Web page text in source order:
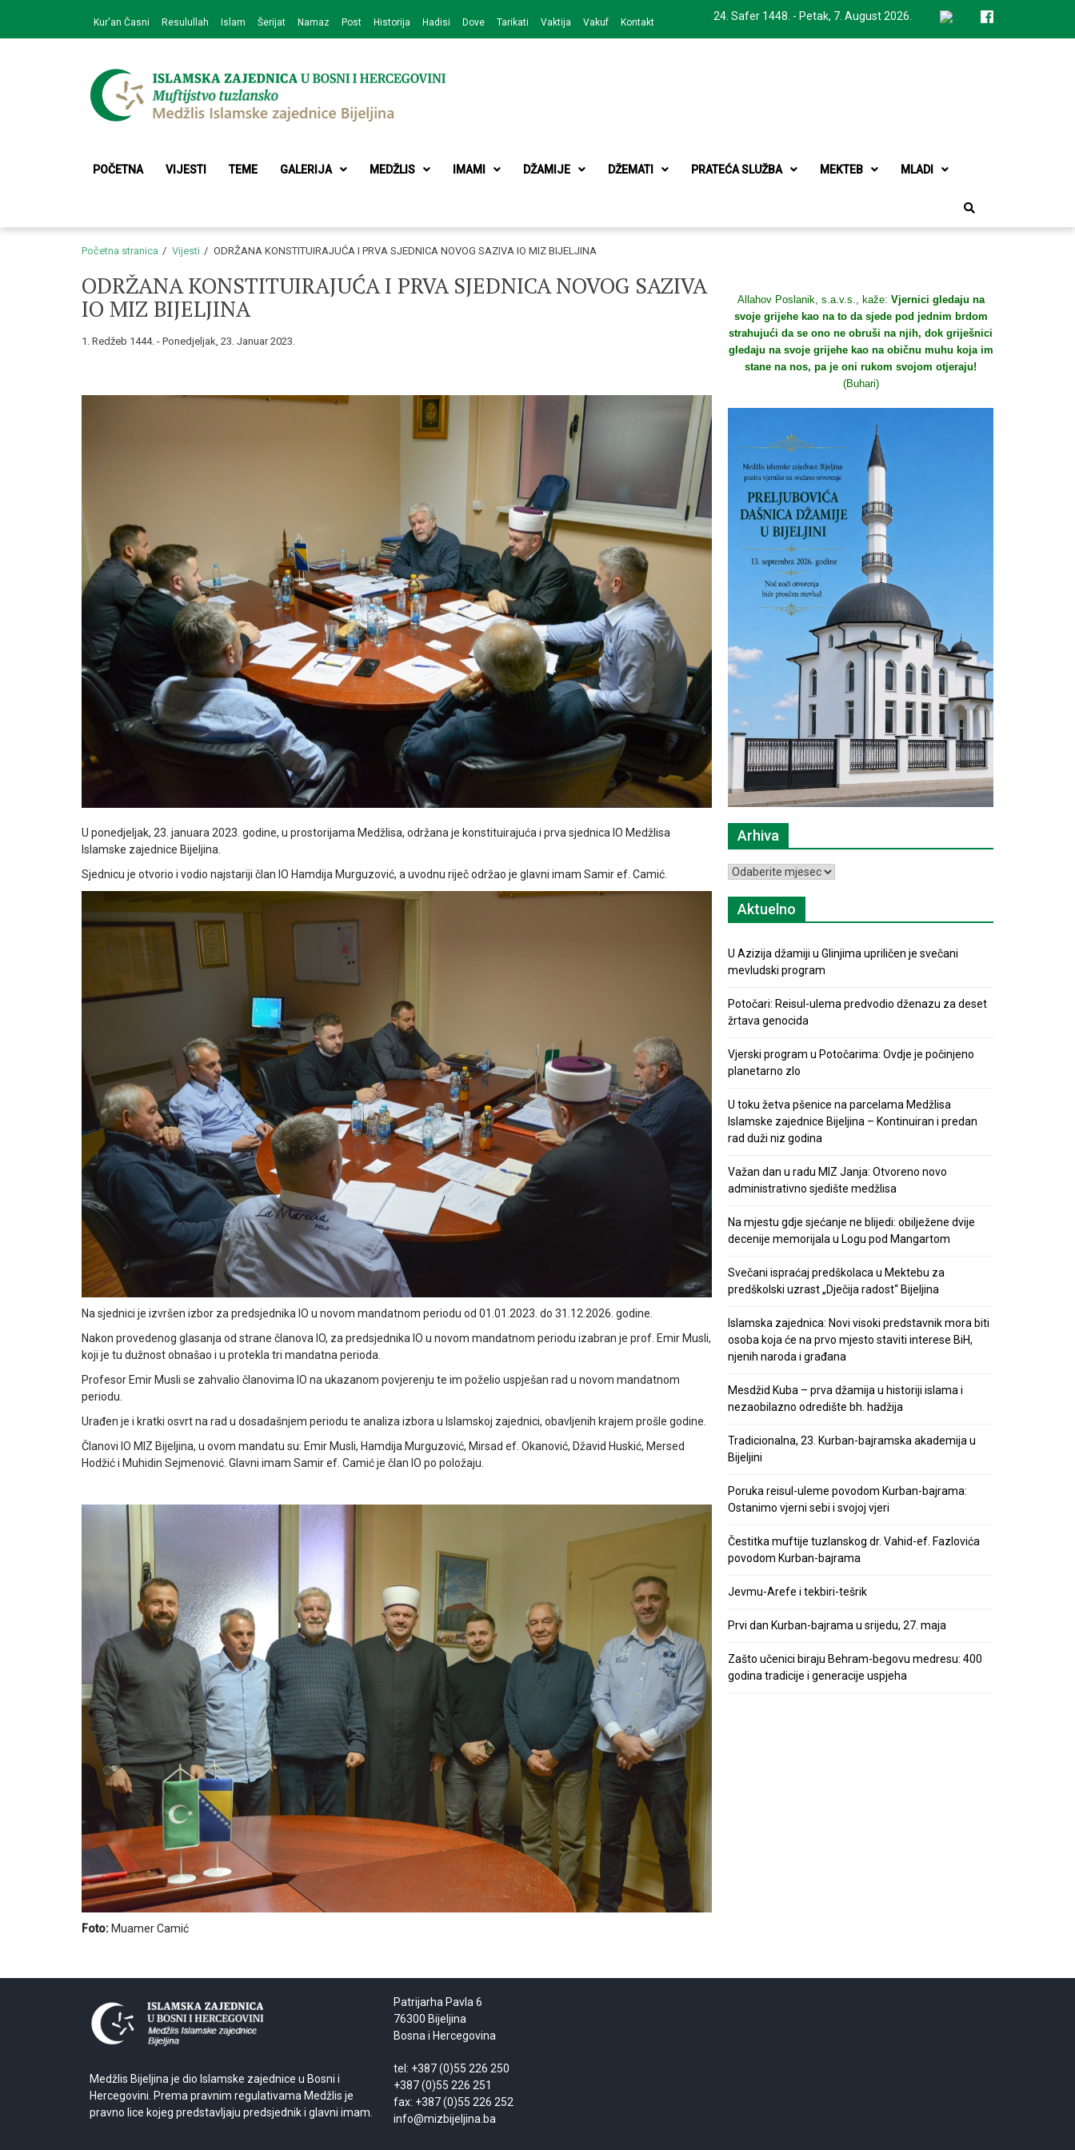
navigation
content
24. Safer 1448. - Petak, 7. August 2026.
Kur'an Časni Resulullah Islam Šerijat Namaz Post Historija Hadisi Dove Tarikati Vaktija Vakuf Kontakt
Medžlis Islamske zajednice Bijeljina
POČETNA VIJESTI TEME GALERIJA MEDŽLIS IMAMI DŽAMIJE DŽEMATI PRATEĆA SLUŽBA MEKTEB MLADI
Početna stranica Vijesti ODRŽANA KONSTITUIRAJUĆA I PRVA SJEDNICA NOVOG SAZIVA IO MIZ BIJELJINA
ODRŽANA KONSTITUIRAJUĆA I PRVA SJEDNICA NOVOG SAZIVA
IO MIZ BIJELJINA
1. Redžeb 1444. - Ponedjeljak, 23. Januar 2023.
U ponedjeljak, 23. januara 2023. godine, u prostorijama Medžlisa, održana je konstituirajuća i prva sjednica IO Medžlisa
Islamske zajednice Bijeljina.
Sjednicu je otvorio i vodio najstariji član IO Hamdija Murguzović, a uvodnu riječ održao je glavni imam Samir ef. Camić.
Na sjednici je izvršen izbor za predsjednika IO u novom mandatnom periodu od 01.01.2023. do 31.12.2026. godine.
Nakon provedenog glasanja od strane članova IO, za predsjednika IO u novom mandatnom periodu izabran je prof. Emir Musli,
koji je tu dužnost obnašao i u protekla tri mandatna perioda.
Profesor Emir Musli se zahvalio članovima IO na ukazanom povjerenju te im poželio uspješan rad u novom mandatnom
periodu.
Urađen je i kratki osvrt na rad u dosadašnjem periodu te analiza izbora u Islamskoj zajednici, obavljenih krajem prošle godine.
Članovi IO MIZ Bijeljina, u ovom mandatu su: Emir Musli, Hamdija Murguzović, Mirsad ef. Okanović, Džavid Huskić, Mersed
Hodžić i Muhidin Sejmenović. Glavni imam Samir ef. Camić je član IO po položaju.
Foto: Muamer Camić
Allahov Poslanik, s.a.v.s., kaže: Vjernici gledaju na
svoje grijehe kao na to da sjede pod jednim brdom
strahujući da se ono ne obruši na njih, dok griješnici
gledaju na svoje grijehe kao na običnu muhu koja im
stane na nos, pa je oni rukom svojom otjeraju!
(Buhari)
Arhiva
Arhiva
Aktuelno
U Azizija džamiji u Glinjima upriličen je svečani
mevludski program
Potočari: Reisul-ulema predvodio dženazu za deset
žrtava genocida
Vjerski program u Potočarima: Ovdje je počinjeno
planetarno zlo
U toku žetva pšenice na parcelama Medžlisa
Islamske zajednice Bijeljina – Kontinuiran i predan
rad duži niz godina
Važan dan u radu MIZ Janja: Otvoreno novo
administrativno sjedište medžlisa
Na mjestu gdje sjećanje ne blijedi: obilježene dvije
decenije memorijala u Logu pod Mangartom
Svečani ispraćaj predškolaca u Mektebu za
predškolski uzrast „Dječija radost“ Bijeljina
Islamska zajednica: Novi visoki predstavnik mora biti
osoba koja će na prvo mjesto staviti interese BiH,
njenih naroda i građana
Mesdžid Kuba – prva džamija u historiji islama i
nezaobilazno odredište bh. hadžija
Tradicionalna, 23. Kurban-bajramska akademija u
Bijeljini
Poruka reisul-uleme povodom Kurban-bajrama:
Ostanimo vjerni sebi i svojoj vjeri
Čestitka muftije tuzlanskog dr. Vahid-ef. Fazlovića
povodom Kurban-bajrama
Jevmu-Arefe i tekbiri-tešrik
Prvi dan Kurban-bajrama u srijedu, 27. maja
Zašto učenici biraju Behram-begovu medresu: 400
godina tradicije i generacije uspjeha
Medžlis Bijeljina je dio Islamske zajednice u Bosni i
Hercegovini. Prema pravnim regulativama Medžlis je
pravno lice kojeg predstavljaju predsjednik i glavni imam.
Patrijarha Pavla 6
76300 Bijeljina
Bosna i Hercegovina
tel: +387 (0)55 226 250
+387 (0)55 226 251
fax: +387 (0)55 226 252
info@mizbijeljina.ba